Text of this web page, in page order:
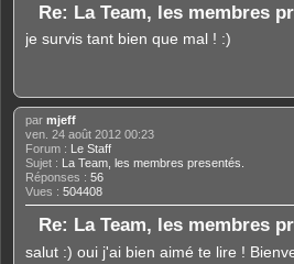
Re: La Team, les membres
je survis tant bien que mal ! :)
par mjeff
ven. 24 août 2012 00:23
Forum :
Le Staff
Sujet :
La Team, les membres presentés.
Réponses : 56
Vues : 504408
Re: La Team, les membres
salut :) oui j'ai bien aimé te lire !